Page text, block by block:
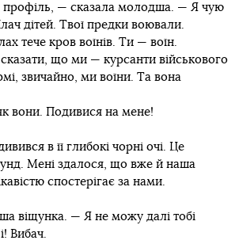
профіль, — сказала молодша. — Я чую
дітей. Твої предки воювали.
тече кров воїнів. Ти — воїн.
сказати, що ми — курсанти військового
звичайно, ми воїни. Та вона
вони. Подивися на мене!
в її глибокі чорні очі. Це
Мені здалося, що вже й наша
спостерігає за нами.
віщунка. — Я не можу далі тобі
Вибач.